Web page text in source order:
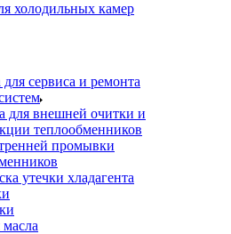
холодильных камер
сервиса и ремонта
для внешней очитки и
теплообменников
промывки
утечки хладагента
масла